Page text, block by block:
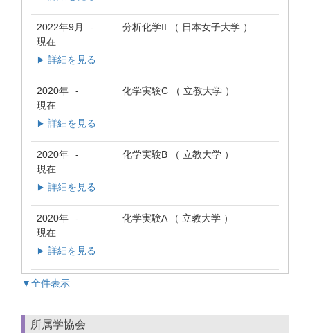
2022年9月 -
現在
分析化学II （ 日本女子大学 ）
▶ 詳細を見る
2020年 -
現在
化学実験C （ 立教大学 ）
▶ 詳細を見る
2020年 -
現在
化学実験B （ 立教大学 ）
▶ 詳細を見る
2020年 -
現在
化学実験A （ 立教大学 ）
▶ 詳細を見る
▼全件表示
所属学協会